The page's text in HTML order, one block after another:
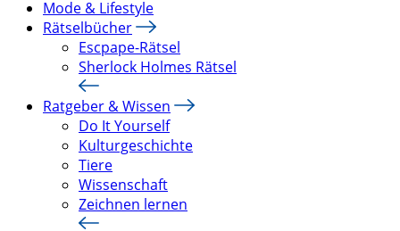
Mode & Lifestyle
Rätselbücher
Escpape-Rätsel
Sherlock Holmes Rätsel
Ratgeber & Wissen
Do It Yourself
Kulturgeschichte
Tiere
Wissenschaft
Zeichnen lernen